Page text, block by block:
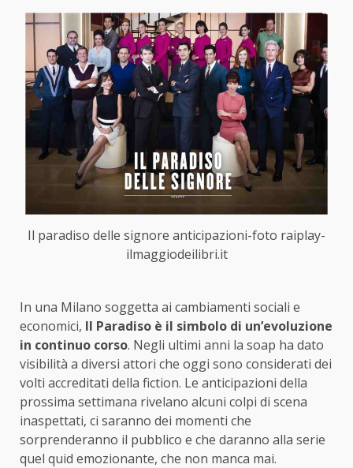
Il paradiso delle signore anticipazioni-foto raiplay-
ilmaggiodeilibri.it
In una Milano soggetta ai cambiamenti sociali e
economici, Il Paradiso è il simbolo di un’evoluzione
in continuo corso. Negli ultimi anni la soap ha dato
visibilità a diversi attori che oggi sono considerati dei
volti accreditati della fiction. Le anticipazioni della
prossima settimana rivelano alcuni colpi di scena
inaspettati, ci saranno dei momenti che
sorprenderanno il pubblico e che daranno alla serie
quel quid emozionante, che non manca mai.